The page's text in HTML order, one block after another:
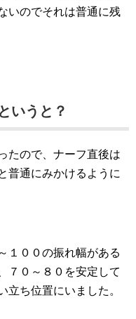
いのでそれは普通に残
いうと？
たので、ナーフ直後は
普通にみかけるように
１００の振れ幅がある
７０～８０を安定して
立ち位置にいました。